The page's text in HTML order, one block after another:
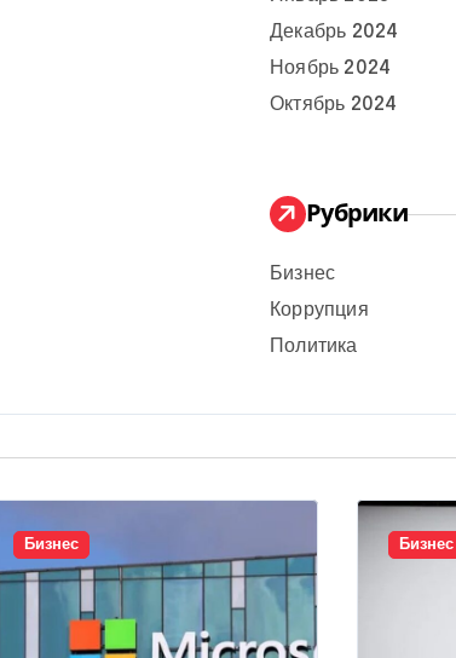
Декабрь 2024
Ноябрь 2024
Октябрь 2024
Рубрики
Бизнес
Коррупция
Политика
Бизнес Бизнес